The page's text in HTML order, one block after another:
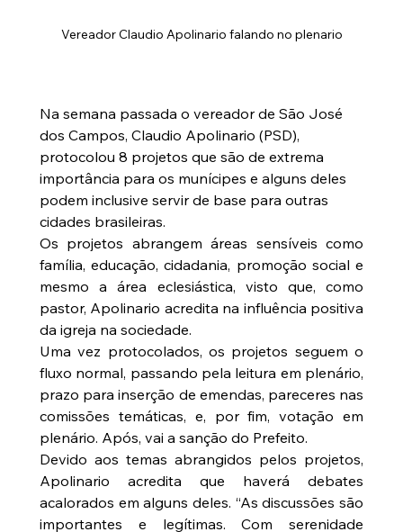
Vereador Claudio Apolinario falando no plenario
Na semana passada o vereador de São José
dos Campos, Claudio Apolinario (PSD),
protocolou 8 projetos que são de extrema
importância para os munícipes e alguns deles
podem inclusive servir de base para outras
cidades brasileiras.
Os projetos abrangem áreas sensíveis como
família, educação, cidadania, promoção social e
mesmo a área eclesiástica, visto que, como
pastor, Apolinario acredita na influência positiva
da igreja na sociedade.
Uma vez protocolados, os projetos seguem o
fluxo normal, passando pela leitura em plenário,
prazo para inserção de emendas, pareceres nas
comissões temáticas, e, por fim, votação em
plenário. Após, vai a sanção do Prefeito.
Devido aos temas abrangidos pelos projetos,
Apolinario acredita que haverá debates
acalorados em alguns deles. “As discussões são
importantes e legítimas. Com serenidade